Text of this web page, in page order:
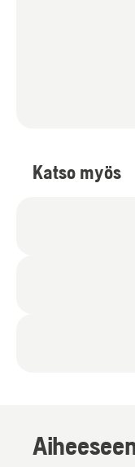
Katso myös